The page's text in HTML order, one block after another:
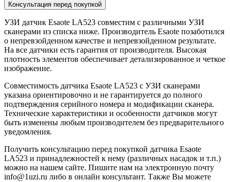
Консультация перед покупкой
УЗИ датчик Esaote LA523 совместим с различными УЗИ
сканерами из списка ниже. Производитель Esaote позаботился
о непревзойденном качестве и непревзойденном результате.
На все датчики есть гарантия от производителя. Высокая
плотность элементов обеспечивает детализированное и четкое
изображение.
Совместимость датчика Esaote LA523 с УЗИ сканерами
указана ориентировочно и не гарантируется до полного
подтверждения серийного номера и модификации сканера.
Технические характеристики и особенности датчиков могут
быть изменены любым производителем без предварительного
уведомления.
Получить консультацию перед покупкой датчика Esaote
LA523 и принадлежностей к нему (различных насадок и т.п.)
можно на нашем сайте. Пишите нам на электронную почту
info@1uzi.ru либо в онлайн консультант. Также Вы можете